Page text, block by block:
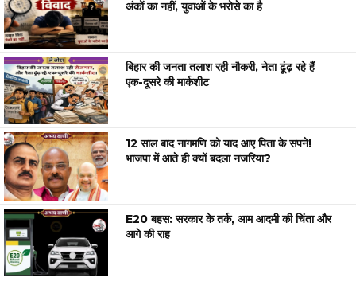
अंकों का नहीं, युवाओं के भरोसे का है
बिहार की जनता तलाश रही नौकरी, नेता ढूंढ़ रहे हैं
एक-दूसरे की मार्कशीट
12 साल बाद नागमणि को याद आए पिता के सपने!
भाजपा में आते ही क्यों बदला नजरिया?
E20 बहस: सरकार के तर्क, आम आदमी की चिंता और
आगे की राह